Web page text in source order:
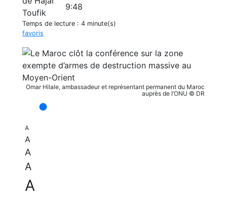
9:48
Temps de lecture : 4 minute(s)
favoris
Omar Hilale, ambassadeur et représentant permanent du Maroc
auprès de l’ONU © DR
A
A
A
A
A